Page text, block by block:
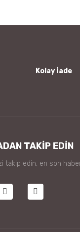
Kolay İade
TAKİP EDİN
takip edin, en son